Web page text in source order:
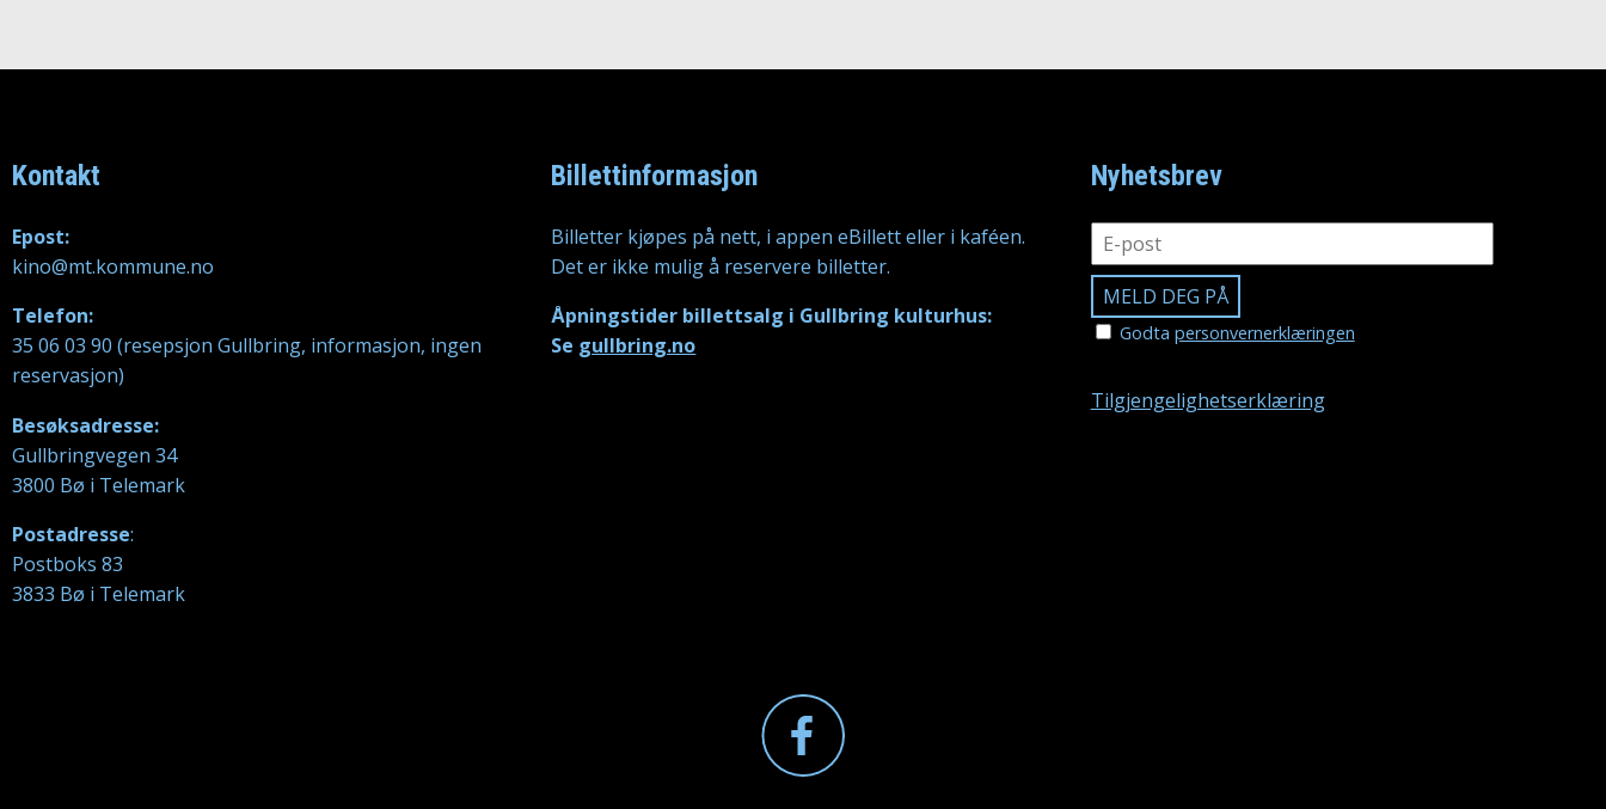
Kontakt
Epost:
kino@mt.kommune.no
Telefon:
35 06 03 90 (resepsjon Gullbring, informasjon, ingen
reservasjon)
Besøksadresse:
Gullbringvegen 34
3800 Bø i Telemark
Postadresse:
Postboks 83
3833 Bø i Telemark
Billettinformasjon
Billetter kjøpes på nett, i appen eBillett eller i kaféen.
Det er ikke mulig å reservere billetter.
Åpningstider billettsalg i Gullbring kulturhus:
Se gullbring.no
Nyhetsbrev
Godta personvernerklæringen
Tilgjengelighetserklæring